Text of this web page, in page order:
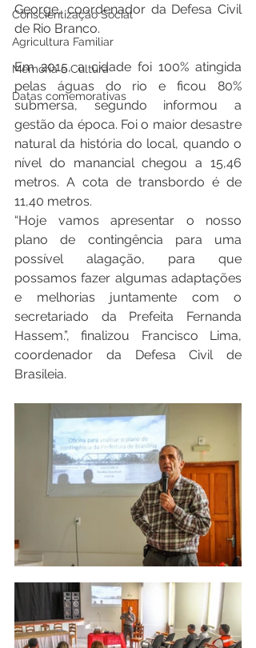
Conscientização Social
Agricultura Familiar
Memória e Cultura
Datas comemorativas
George, coordenador da Defesa Civil
de Rio Branco.
Em 2015, a cidade foi 100% atingida
pelas águas do rio e ficou 80%
submersa, segundo informou a
gestão da época. Foi o maior desastre
natural da história do local, quando o
nível do manancial chegou a 15,46
metros. A cota de transbordo é de
11,40 metros.
“Hoje vamos apresentar o nosso
plano de contingência para uma
possível alagação, para que
possamos fazer algumas adaptações
e melhorias juntamente com o
secretariado da Prefeita Fernanda
Hassem.”, finalizou Francisco Lima,
coordenador da Defesa Civil de
Brasileia.